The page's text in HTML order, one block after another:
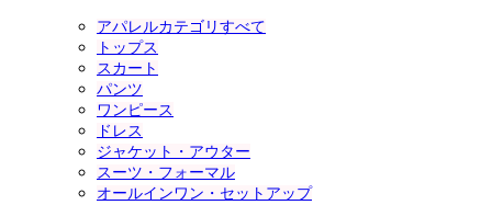
アパレルカテゴリすべて
トップス
スカート
パンツ
ワンピース
ドレス
ジャケット・アウター
スーツ・フォーマル
オールインワン・セットアップ